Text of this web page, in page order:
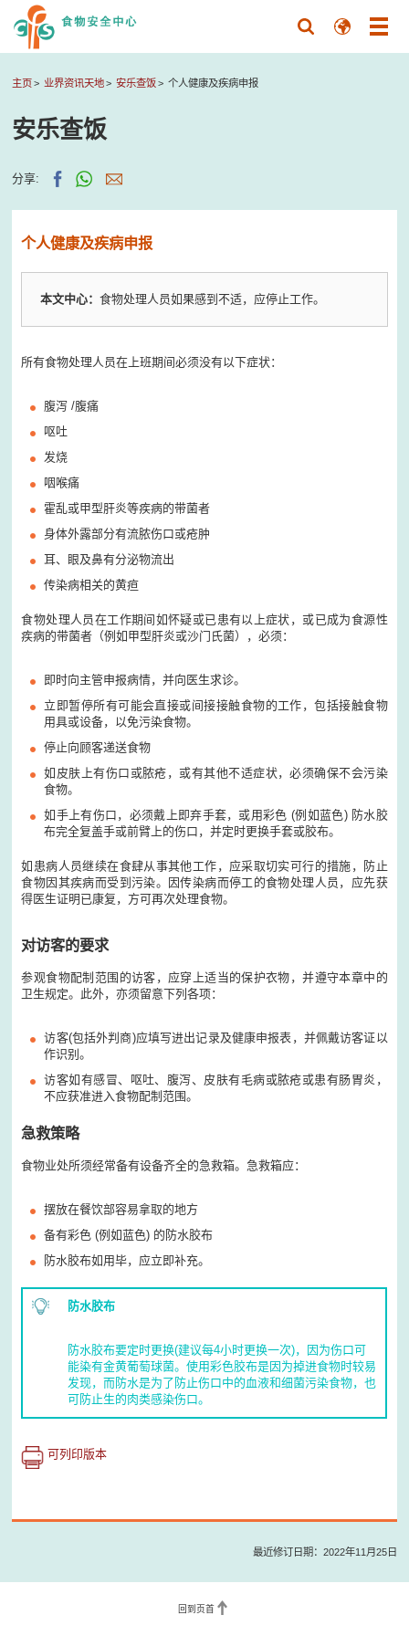
主页 业界资讯天地 安乐查饭 个人健康及疾病申报
安乐查饭
分享:
个人健康及疾病申报
本文中心：食物处理人员如果感到不适，应停止工作。
所有食物处理人员在上班期间必须没有以下症状：
腹泻 /腹痛
呕吐
发烧
咽喉痛
霍乱或甲型肝炎等疾病的带菌者
身体外露部分有流脓伤口或疮肿
耳、眼及鼻有分泌物流出
传染病相关的黄疸
食物处理人员在工作期间如怀疑或已患有以上症状，或已成为食源性
疾病的带菌者（例如甲型肝炎或沙门氏菌），必须：
即时向主管申报病情，并向医生求诊。
立即暂停所有可能会直接或间接接触食物的工作，包括接触食物
用具或设备，以免污染食物。
停止向顾客递送食物
如皮肤上有伤口或脓疮，或有其他不适症状，必须确保不会污染
食物。
如手上有伤口，必须戴上即弃手套，或用彩色 (例如蓝色) 防水胶
布完全复盖手或前臂上的伤口，并定时更换手套或胶布。
如患病人员继续在食肆从事其他工作，应采取切实可行的措施，防止
食物因其疾病而受到污染。因传染病而停工的食物处理人员，应先获
得医生证明已康复，方可再次处理食物。
对访客的要求
参观食物配制范围的访客，应穿上适当的保护衣物，并遵守本章中的
卫生规定。此外，亦须留意下列各项：
访客(包括外判商)应填写进出记录及健康申报表，并佩戴访客证以
作识别。
访客如有感冒、呕吐、腹泻、皮肤有毛病或脓疮或患有肠胃炎，
不应获准进入食物配制范围。
急救策略
食物业处所须经常备有设备齐全的急救箱。急救箱应：
摆放在餐饮部容易拿取的地方
备有彩色 (例如蓝色) 的防水胶布
防水胶布如用毕，应立即补充。
防水胶布
防水胶布要定时更换(建议每4小时更换一次)，因为伤口可
能染有金黄葡萄球菌。使用彩色胶布是因为掉进食物时较易
发现，而防水是为了防止伤口中的血液和细菌污染食物，也
可防止生的肉类感染伤口。
可列印版本
最近修订日期：2022年11月25日
回到页首